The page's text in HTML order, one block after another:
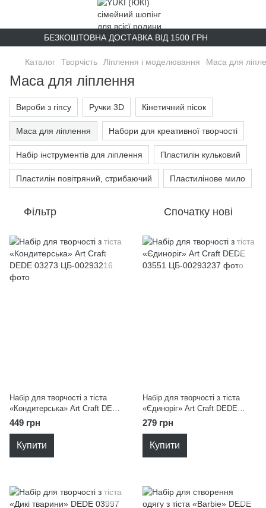
БЕЗКОШТОВНА ДОСТАВКА ВІД 1500 ГРН
Каталог Творчість Ліплення і моделювання Маса для
Маса для ліплення
Вироби з гіпсу Ручки 3D Кінетичний пісок
Маса для ліплення Набори для креативної творчості
Набір інструментів для ліплення Пластилін кульковий
Пластилін повітряний, стрибаючий Пластилінове мило
Фільтр Спочатку нові
Набір для творчості з тіста
«Кондитерська» Art Craft DEDE
03273
449 грн
Купити
Набір для творчості з тіста
«Єдиноріг» Art Craft DEDE
03551
279 грн
Купити